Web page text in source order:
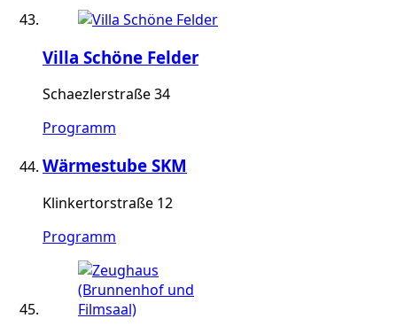
Villa Schöne Felder
Schaezlerstraße 34
Programm
Wärmestube SKM
Klinkertorstraße 12
Programm